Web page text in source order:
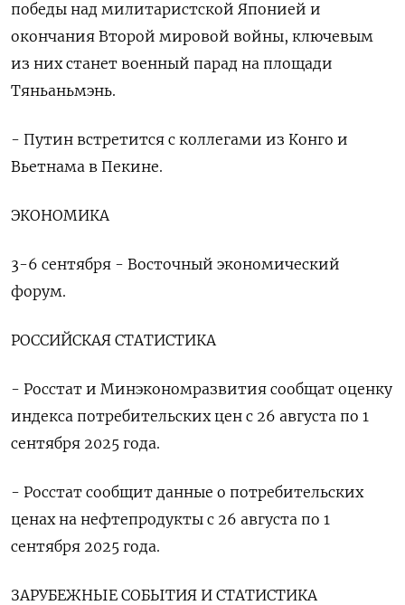
победы над милитаристской Японией и
окончания Второй мировой войны, ключевым
из них станет военный парад на площади
Тяньаньмэнь.
- Путин встретится с коллегами из Конго и
Вьетнама в Пекине.
ЭКОНОМИКА
3-6 сентября - Восточный экономический
форум.
РОССИЙСКАЯ СТАТИСТИКА
- Росстат и Минэкономразвития сообщат оценку
индекса потребительских цен с 26 августа по 1
сентября 2025 года.
- Росстат сообщит данные о потребительских
ценах на нефтепродукты с 26 августа по 1
сентября 2025 года.
ЗАРУБЕЖНЫЕ СОБЫТИЯ И СТАТИСТИКА